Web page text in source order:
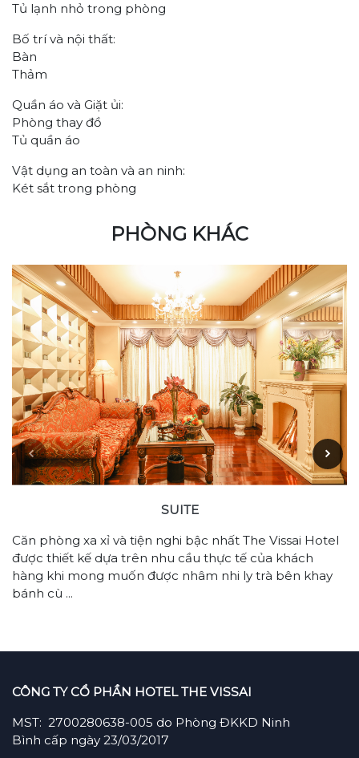
Tủ lạnh nhỏ trong phòng
Bố trí và nội thất:
Bàn
Thảm
Quần áo và Giặt ủi:
Phòng thay đồ
Tủ quần áo
Vật dụng an toàn và an ninh:
Két sắt trong phòng
PHÒNG KHÁC
SUITE
Căn phòng xa xỉ và tiện nghi bậc nhất The Vissai Hotel
được thiết kế dựa trên nhu cầu thực tế của khách
hàng khi mong muốn được nhâm nhi ly trà bên khay
bánh cù ...
CÔNG TY CỔ PHẦN HOTEL THE VISSAI
MST: 2700280638-005 do Phòng ĐKKD Ninh
Bình cấp ngày 23/03/2017